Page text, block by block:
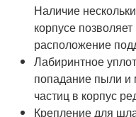
Наличие
корпусе
расположение
Лабиринтное
попадание пыли и
частиц в корпус
Крепление для